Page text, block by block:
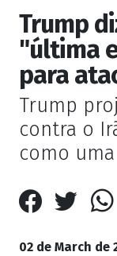
Trump
"última
para
Trump
contra o
como
02 de March de